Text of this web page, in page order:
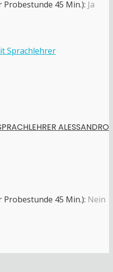
45 Min.): Ja
ALESSANDRO
45 Min.): Nein